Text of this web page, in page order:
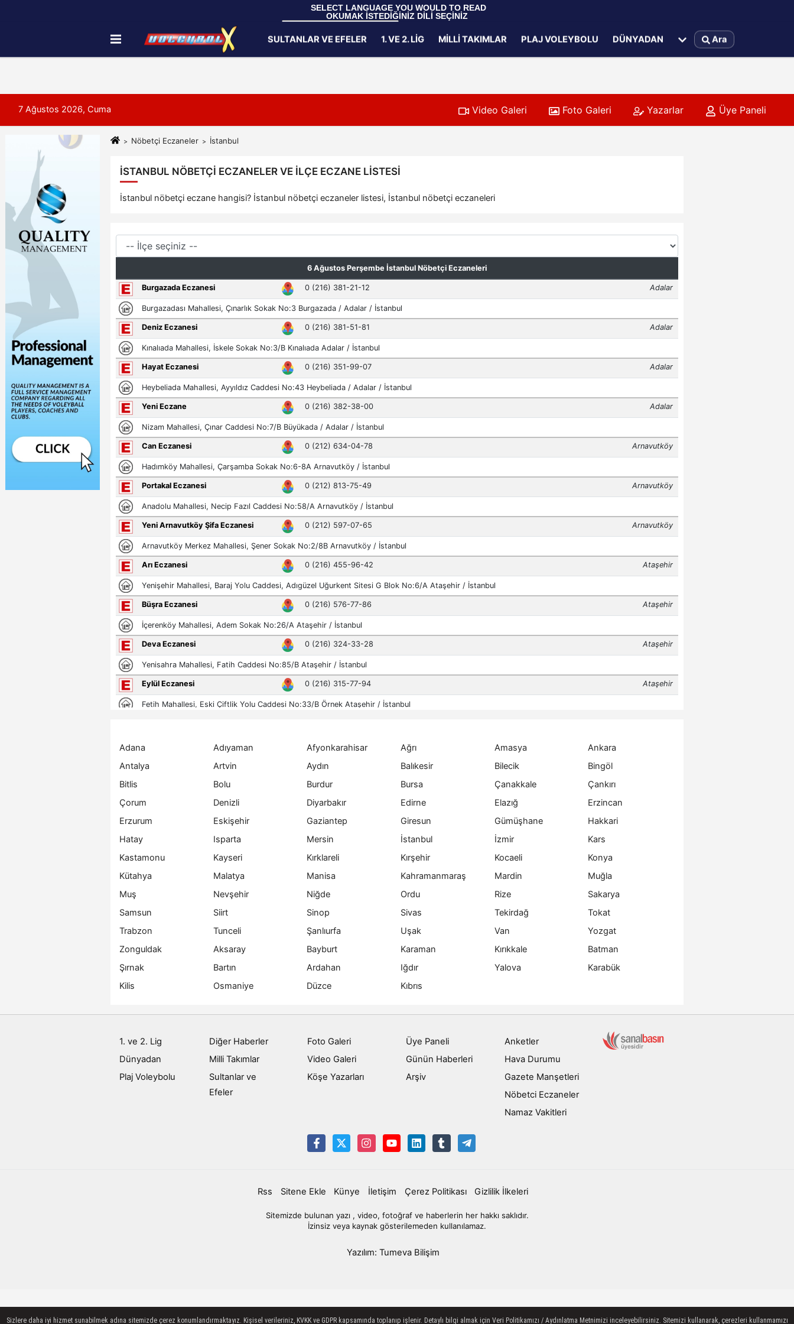
SELECT LANGUAGE YOU WOULD TO READ
OKUMAK İSTEDİĞİNİZ DİLİ SEÇİNİZ
İletişim Çerez Politikası
SULTANLAR VE EFELER 1. VE 2. LIG MILLI TAKIMLAR PLAJ VOLEYBOLU DÜNYADAN Ara
7 Ağustos 2026, Cuma Video Galeri Foto Galeri Yazarlar Üye Paneli
Nöbetçi Eczaneler İstanbul
İSTANBUL NÖBETÇI ECZANELER VE İLÇE ECZANE LISTESI
İstanbul nöbetçi eczane hangisi? İstanbul nöbetçi eczaneler listesi, İstanbul nöbetçi eczaneleri
Adana Adıyaman Afyonkarahisar Ağrı Amasya
Ankara
Antalya
Artvin Aydın Balıkesir Bilecik
Bingöl
Bitlis
Bolu Burdur Bursa Çanakkale
Çankırı
Çorum
Denizli Diyarbakır Edirne Elazığ
Erzincan
Erzurum
Eskişehir Gaziantep Giresun Gümüşhane
Hakkari
Hatay
Isparta Mersin İstanbul İzmir
Kars
Kastamonu
Kayseri Kırklareli Kırşehir Kocaeli
Konya
Kütahya
Malatya Manisa Kahramanmaraş Mardin
Muğla
Muş
Nevşehir Niğde Ordu Rize
Sakarya
Samsun
Siirt Sinop Sivas Tekirdağ
Tokat
Trabzon
Tunceli Şanlıurfa Uşak Van
Yozgat
Zonguldak
Aksaray Bayburt Karaman Kırıkkale
Batman
Şırnak
Bartın Ardahan Iğdır Yalova
Karabük
Kilis
Osmaniye Düzce Kıbrıs
1. ve 2. Lig
Diğer Haberler
Dünyadan
Milli Takımlar
Plaj Voleybolu
Sultanlar ve
Efeler
Foto Galeri
Video Galeri
Köşe Yazarları
Üye Paneli
Günün Haberleri
Arşiv
Anketler
Hava Durumu
Gazete Manşetleri
Nöbetci Eczaneler
Namaz Vakitleri
Rss Sitene Ekle Künye İletişim Çerez Politikası Gizlilik İlkeleri
Sitemizde bulunan yazı , video, fotoğraf ve haberlerin her hakkı saklıdır.
İzinsiz veya kaynak gösterilemeden kullanılamaz.
Yazılım: Tumeva Bilişim
Sizlere daha iyi hizmet sunabilmek adına sitemizde çerez konumlandırmaktayız. Kişisel verileriniz, KVKK ve GDPR kapsamında toplanıp işlenir. Detaylı bilgi almak için Veri Politikamızı / Aydınlatma Metnimizi inceleyebilirsiniz. Sitemizi kullanarak, çerezleri kullanmamızı